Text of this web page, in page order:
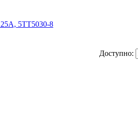
5TT5030-8
Доступно: